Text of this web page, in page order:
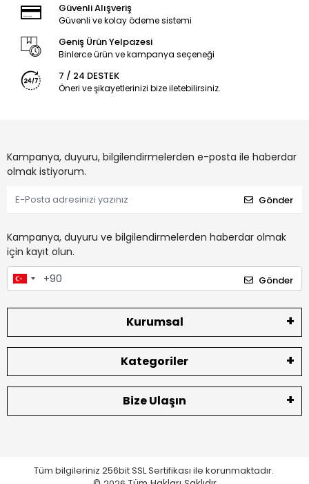
Güvenli Alışveriş
Güvenli ve kolay ödeme sistemi
Geniş Ürün Yelpazesi
Binlerce ürün ve kampanya seçeneği
7 / 24 DESTEK
Öneri ve şikayetlerinizi bize iletebilirsiniz.
Kampanya, duyuru, bilgilendirmelerden e-posta ile haberdar
olmak istiyorum.
Gönder
Kampanya, duyuru ve bilgilendirmelerden haberdar olmak
için kayıt olun.
Gönder
Kurumsal
Kategoriler
Bize Ulaşın
Tüm bilgileriniz 256bit SSL Sertifikası ile korunmaktadır.